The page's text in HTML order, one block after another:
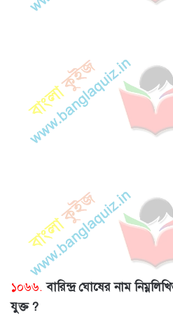
১০৬৬. বারিন্দ্র ঘোষের নাম
যুক্ত ?